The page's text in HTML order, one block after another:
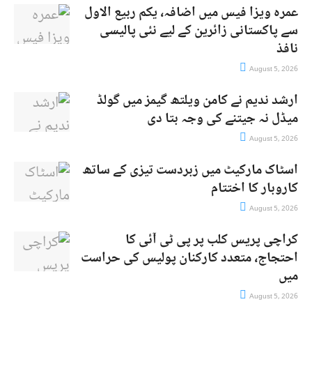
عمرہ ویزا فیس میں اضافہ، یکم ربیع الاول
سے پاکستانی زائرین کے لیے نئی پالیسی
نافذ
August 5, 2026
ارشد ندیم نے کامن ویلتھ گیمز میں گولڈ
میڈل نہ جیتنے کی وجہ بتا دی
August 5, 2026
اسٹاک مارکیٹ میں زبردست تیزی کے ساتھ
کاروبار کا اختتام
August 5, 2026
کراچی پریس کلب پر پی ٹی آئی کا
احتجاج، متعدد کارکنان پولیس کی حراست
میں
August 5, 2026